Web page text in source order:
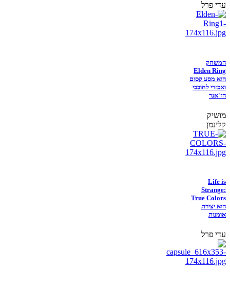
עדי פרל
המשחק
Elden Ring
הוא מסע קסום
ואכזרי לחובבי
הז'אנר
מושיק
קלינמן
Life is
Strange:
True Colors
הוא יצירת
אומנות
עדי פרל